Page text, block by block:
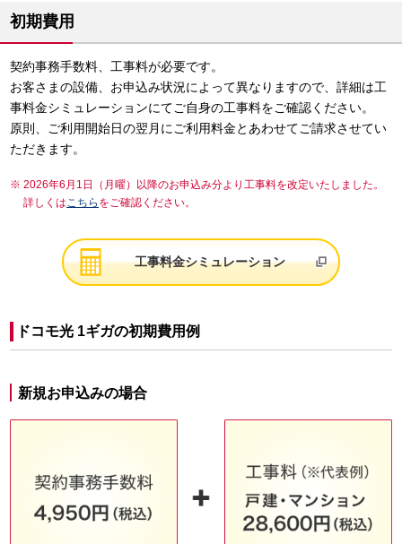
初期費用
契約事務手数料、工事料が必要です。
お客さまの設備、お申込み状況によって異なりますので、詳細は工
事料金シミュレーションにてご自身の工事料をご確認ください。
原則、ご利用開始日の翌月にご利用料金とあわせてご請求させてい
ただきます。
2026年6月1日（月曜）以降のお申込み分より工事料を改定いたしました。
詳しくはこちら をご確認ください。
工事料金シミュレーション
ドコモ光 1ギガの初期費用例
新規お申込みの場合